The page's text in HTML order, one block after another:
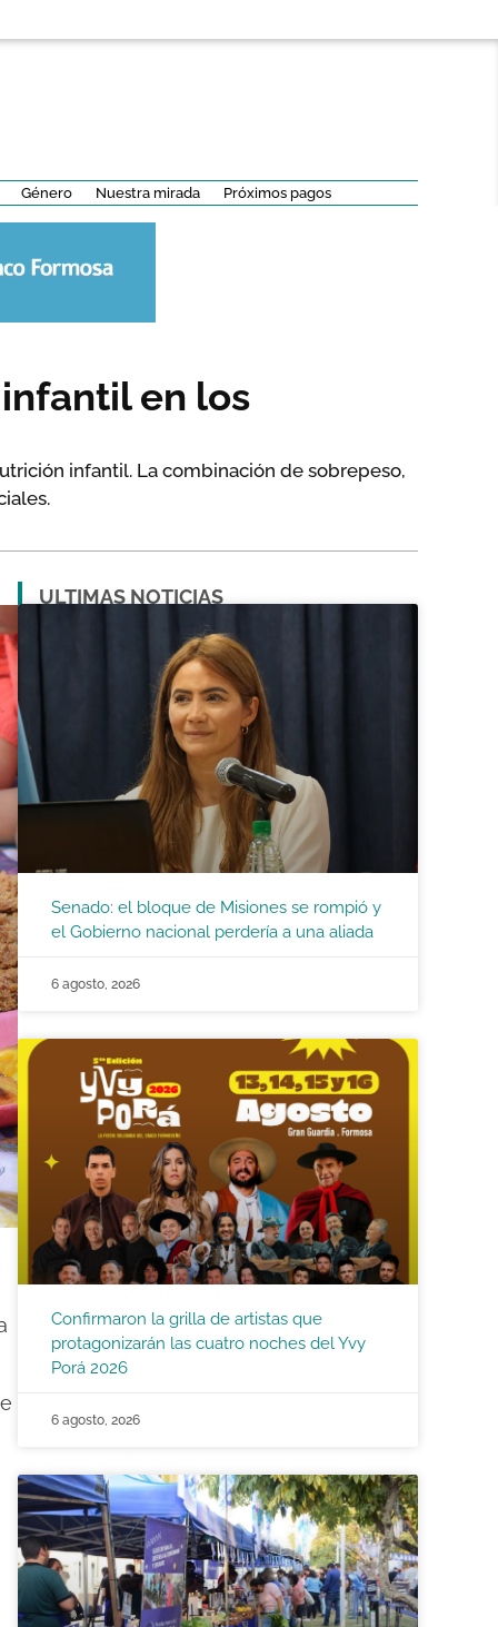
Género Nuestra mirada Próximos pagos
en los
infantil. La combinación de sobrepeso,
ULTIMAS NOTICIAS
Senado: el bloque de Misiones se rompió y
el Gobierno nacional perdería a una aliada
6 agosto, 2026
Confirmaron la grilla de artistas que
protagonizarán las cuatro noches del Yvy
Porá 2026
6 agosto, 2026